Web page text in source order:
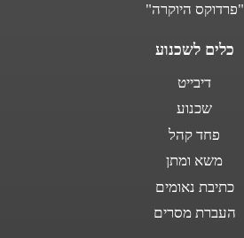
"פרדוקס היוקרה"
כלים לשכנוע
דיבייט
שכנוע
פחד קהל
משא ומתן
כתיבת נאומים
העברת מסרים